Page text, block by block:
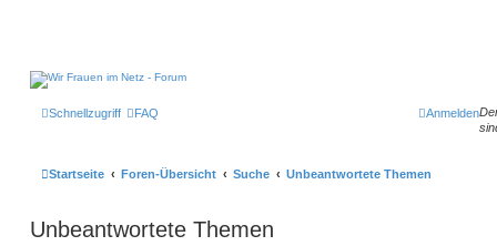
Schnellzugriff FAQ Anmelden
Startseite Foren-Übersicht Suche Unbeantwortete Themen
Unbeantwortete Themen